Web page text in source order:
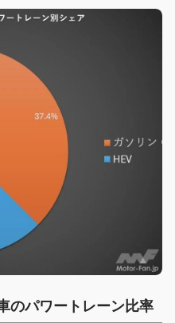
のパワートレーン比率